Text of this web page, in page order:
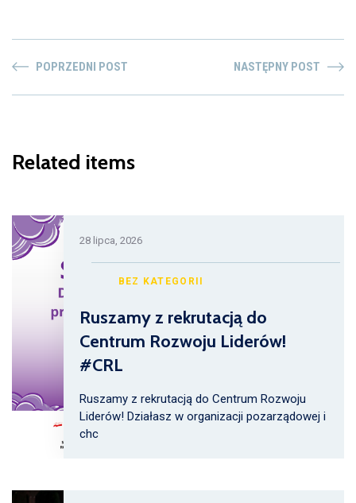
POPRZEDNI POST NASTĘPNY POST
Related items
28 lipca, 2026
BEZ KATEGORII
Ruszamy z rekrutacją do
Centrum Rozwoju Liderów!
#CRL
Ruszamy z rekrutacją do Centrum Rozwoju
Liderów! Działasz w organizacji pozarządowej i
chc